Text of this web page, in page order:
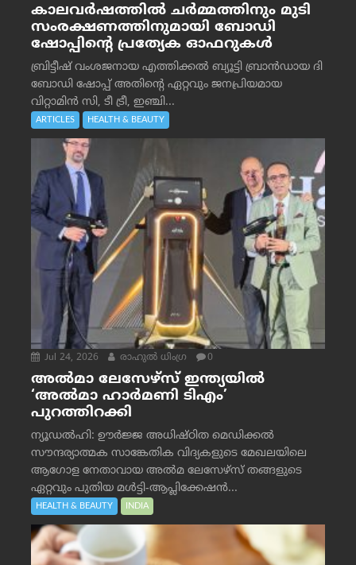
കാലവർഷത്തിൽ ചർമ്മത്തിനും മുടി
സംരക്ഷണത്തിനുമായി ബോഡി
ഷോപ്പിന്റെ പ്രത്യേക ഓഫറുകൾ
ബ്രിട്ടീഷ് വംശജനായ എത്തിക്കൽ ബ്യൂട്ടി ബ്രാൻഡായ ദി
ബോഡി ഷോപ്പ് അതിന്റെ ഏറ്റവും ജനപ്രിയമായ
വിറ്റാമിൻ സി, ടീ ട്രീ, ഇഞ്ചി...
ARTICLES HEALTH & BEAUTY
Jul 24, 2026 രാഹുല്‍ ധിംഗ്ര 0
അൽമാ ലേസേഴ്സ് ഇന്ത്യയിൽ
‘അൽമാ ഹാർമണി ടിഎം’
പുറത്തിറക്കി
ന്യൂഡൽഹി: ഊർജ്ജ അധിഷ്ഠിത മെഡിക്കൽ
സൗന്ദര്യാത്മക സാങ്കേതിക വിദ്യകളുടെ മേഖലയിലെ
ആഗോള നേതാവായ അൽമ ലേസേഴ്സ് തങ്ങളുടെ
ഏറ്റവും പുതിയ മൾട്ടി-ആപ്ലിക്കേഷൻ...
HEALTH & BEAUTY INDIA